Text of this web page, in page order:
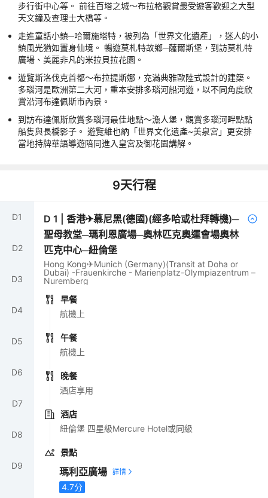
步行街中心等。 前往百塔之城～布拉格觀賞最受遊客歡迎之大型
天文鐘及查理士大橋等。
走進童話小鎮─哈爾施塔特，被列為「世界文化遺產」，迷人的小
鎮風光猶如置身仙境。 暢遊莫札特故鄉─薩爾斯堡，到訪莫札特
廣場、美麗非凡的米拉貝拉花園。
遊覽斯洛伐克首都～布拉提斯娜，充滿典雅歐陸式設計的建築。
多瑙河是歐洲第二大河，重本安排多瑙河船河遊，以不同角度欣
賞沿河布達佩斯市內景。
到訪布達佩斯欣賞多瑙河最佳地點～漁人堡，觀賞多瑙河畔點點
船隻與長橋影子。 遊覽維也納「世界文化遺產~美泉宮」更安排
當地持牌華語導遊陪同進入皇宮及御花園講解。
9天行程
D1
D2
D3
D4
D5
D6
D7
D8
D9
D1 |香港✈慕尼黑(德國)(經多哈或杜拜轉機)─
聖母教堂─瑪利恩廣場─奧林匹克奧運會場奧林
匹克中心─紐倫堡
Hong Kong✈Munich (Germany)(Transit at Doha or
Dubai) -Frauenkirche - Marienplatz-Olympiazentrum –
Nuremberg
早餐
航機上
午餐
航機上
晚餐
酒店享用
酒店
紐倫堡 四星級Mercure Hotel或同級
景點
瑪利亞廣場
4.7分